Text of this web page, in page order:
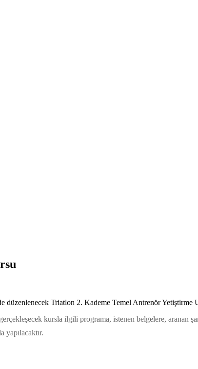
Triatlon 2. Kademe Temel Antrenör Yetiştirme
kursla ilgili programa, istenen belgelere, aranan
yapılacaktır.